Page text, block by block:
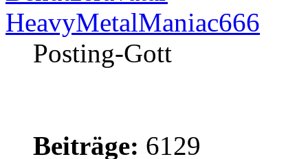
HeavyMetalManiac666
Posting-Gott
Beiträge: 6129